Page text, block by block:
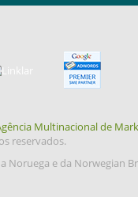
Multinacional de
reservados.
e da Norwegian